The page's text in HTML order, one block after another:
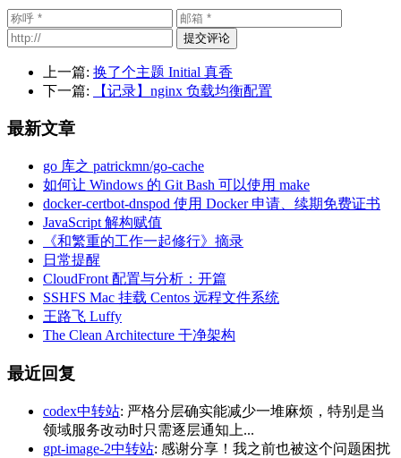
提交评论
上一篇: 换了个主题 Initial 真香
下一篇:
【记录】nginx 负载均衡配置
最新文章
go 库之 patrickmn/go-cache
如何让 Windows 的 Git Bash 可以使用 make
docker-certbot-dnspod 使用 Docker 申请、续期免费证书
JavaScript 解构赋值
《和繁重的工作一起修行》摘录
日常提醒
CloudFront 配置与分析：开篇
SSHFS Mac 挂载 Centos 远程文件系统
王路飞 Luffy
The Clean Architecture 干净架构
最近回复
codex中转站: 严格分层确实能减少一堆麻烦，特别是当
领域服务改动时只需逐层通知上...
gpt-image-2中转站: 感谢分享！我之前也被这个问题困扰